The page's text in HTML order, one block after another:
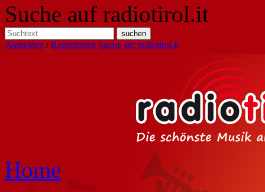
Suche auf radiotirol.it
Anmelden /Registrieren Suche auf radiotirol.it
Home